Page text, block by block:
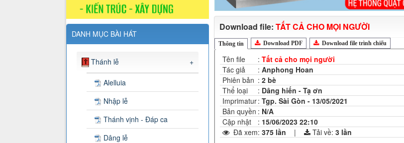
DANH MỤC BÀI HÁT
Thánh lễ +
Alelluia
Nhập lễ
Thánh vịnh - Đáp ca
Dâng lễ
Download file: TẤT CẢ CHO MỌI NGƯỜI
Thông tin Download PDF Download file trình chiếu
Tên file : Tất cả cho mọi người
Tác giả
: Anphong Hoan
Phiên bản : 2 bè
Thể loại
: Dâng hiến - Tạ ơn
Imprimatur: Tgp. Sài Gòn - 13/05/2021
Bản quyền : N/A
Cập nhật
: 15/06/2023 22:10
Đã xem: 375 lần | Tải về: 3 lần